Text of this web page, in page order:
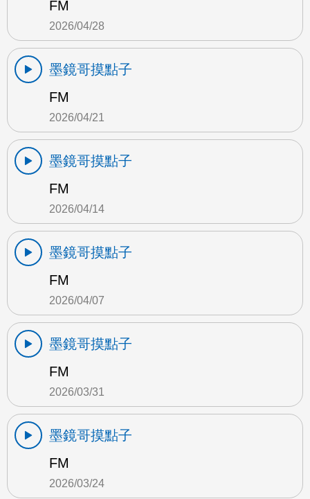
FM
2026/04/28
墨鏡哥摸點子
FM
2026/04/21
墨鏡哥摸點子
FM
2026/04/14
墨鏡哥摸點子
FM
2026/04/07
墨鏡哥摸點子
FM
2026/03/31
墨鏡哥摸點子
FM
2026/03/24